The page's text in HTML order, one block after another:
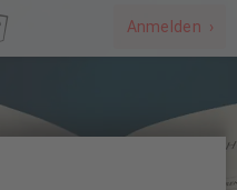
Anmelden ›